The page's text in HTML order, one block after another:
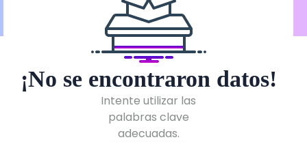
¡No se encontraron datos!
Intente utilizar las
palabras clave
adecuadas.